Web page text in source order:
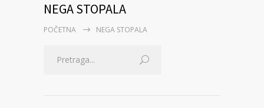
NEGA STOPALA
POČETNA NEGA STOPALA